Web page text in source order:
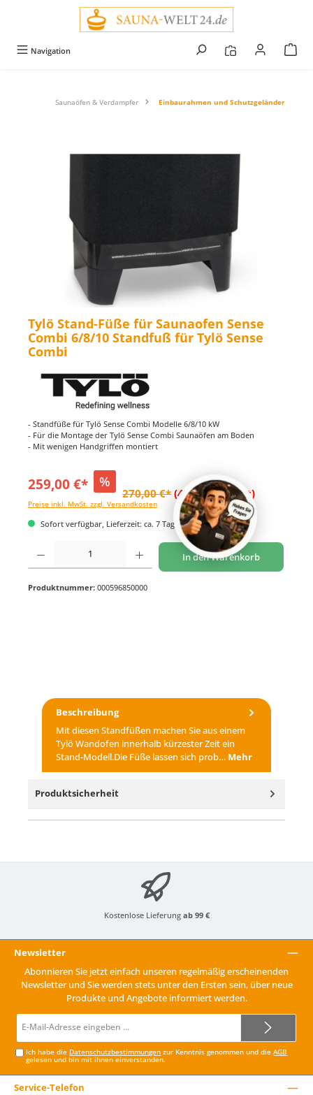
Navigation
Saunaöfen & Verdampfer Einbaurahmen und Schutzgeländer
Bildergalerie überspringen
Tylö Stand-Füße für Saunaofen Sense
Combi 6/8/10 Standfuß für Tylö Sense
Combi
- Standfüße für Tylö Sense Combi Modelle 6/8/10 kW
- Für die Montage der Tylö Sense Combi Saunaöfen am Boden
- Mit wenigen Handgriffen montiert
259,00 €* %
270,00 €* (4.07% gespart)
Preise inkl. MwSt. zzgl. Versandkosten
Sofort verfügbar, Lieferzeit: ca. 7 Tage
Produkt Anzahl: Gib den gewünschten Wert ein oder benutze die Schaltflächen um
In den Warenkorb
Produktnummer: 000596850000
Beschreibung
Mit diesen Standfüßen machen Sie aus einem
Tylö Wandofen innerhalb kürzester Zeit ein
Stand-Modell.Die Füße lassen sich prob… Mehr
Produktsicherheit
Kostenlose Lieferung ab 99 €
Newsletter
Abonnieren Sie jetzt einfach unseren regelmäßig erscheinenden
Newsletter und Sie werden stets unter den Ersten sein, über neue
Produkte und Angebote informiert werden.
Mail-
Ich habe die Datenschutzbestimmungen zur Kenntnis genommen und dieAGB
gelesen und bin mit ihnen einverstanden.
Service-Telefon